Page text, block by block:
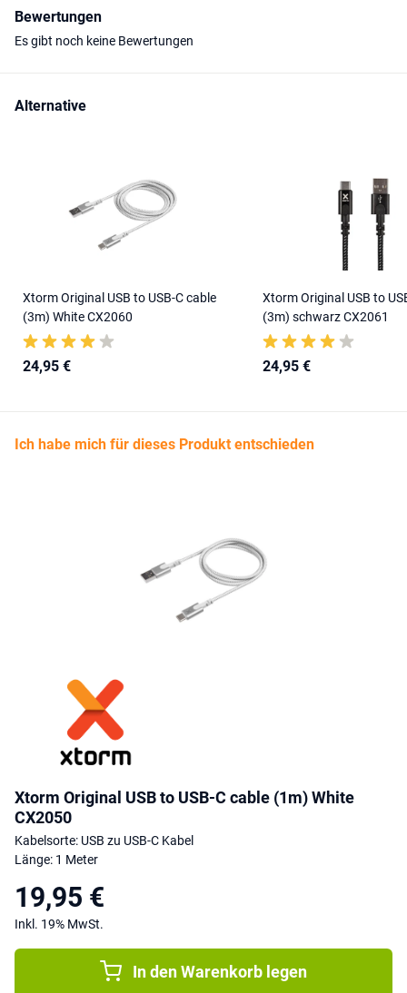
Bewertungen
Es gibt noch keine Bewertungen
Alternative
Xtorm Original USB to USB-C cable
(3m) White CX2060
24,95 €
Xtorm Original USB to
(3m) schwarz CX2061
24,95 €
Ich habe mich für dieses Produkt entschieden
Xtorm Original USB to USB-C cable (1m) White
CX2050
Kabelsorte: USB zu USB-C Kabel
Länge: 1 Meter
19,95 €
Inkl. 19% MwSt.
In den Warenkorb legen